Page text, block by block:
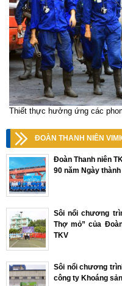
Thiết thực hưởng ứng các
ĐOÀN THANH NIÊN
Đoàn Thanh niên
90 năm Ngày
Sôi nổi chương
Thợ mỏ” của
TKV
Sôi nổi chương
công ty Khoáng